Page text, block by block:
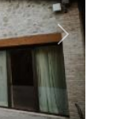
Weiter